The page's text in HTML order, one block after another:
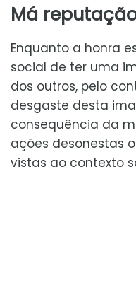
Má
Enquanto a honra
social de ter uma
dos outros, pelo
desgaste desta
consequência da
ações desonestas
vistas ao contexto